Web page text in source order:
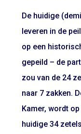
De huidige
leveren in de
op een
gepeild – de
zou van de 24
naar 7 zakken.
Kamer, wordt
huidige 34